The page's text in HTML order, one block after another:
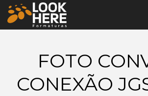
FOTO
CONEXÃO